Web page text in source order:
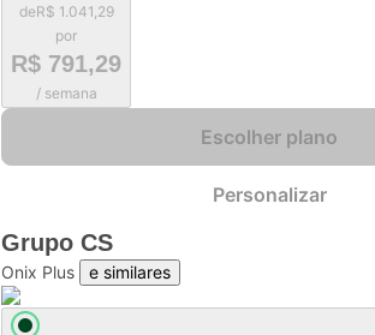
deR$ 1.041,29
por
R$ 791,29
/ semana
Escolher plano
Personalizar
Grupo CS
Onix Plus e similares